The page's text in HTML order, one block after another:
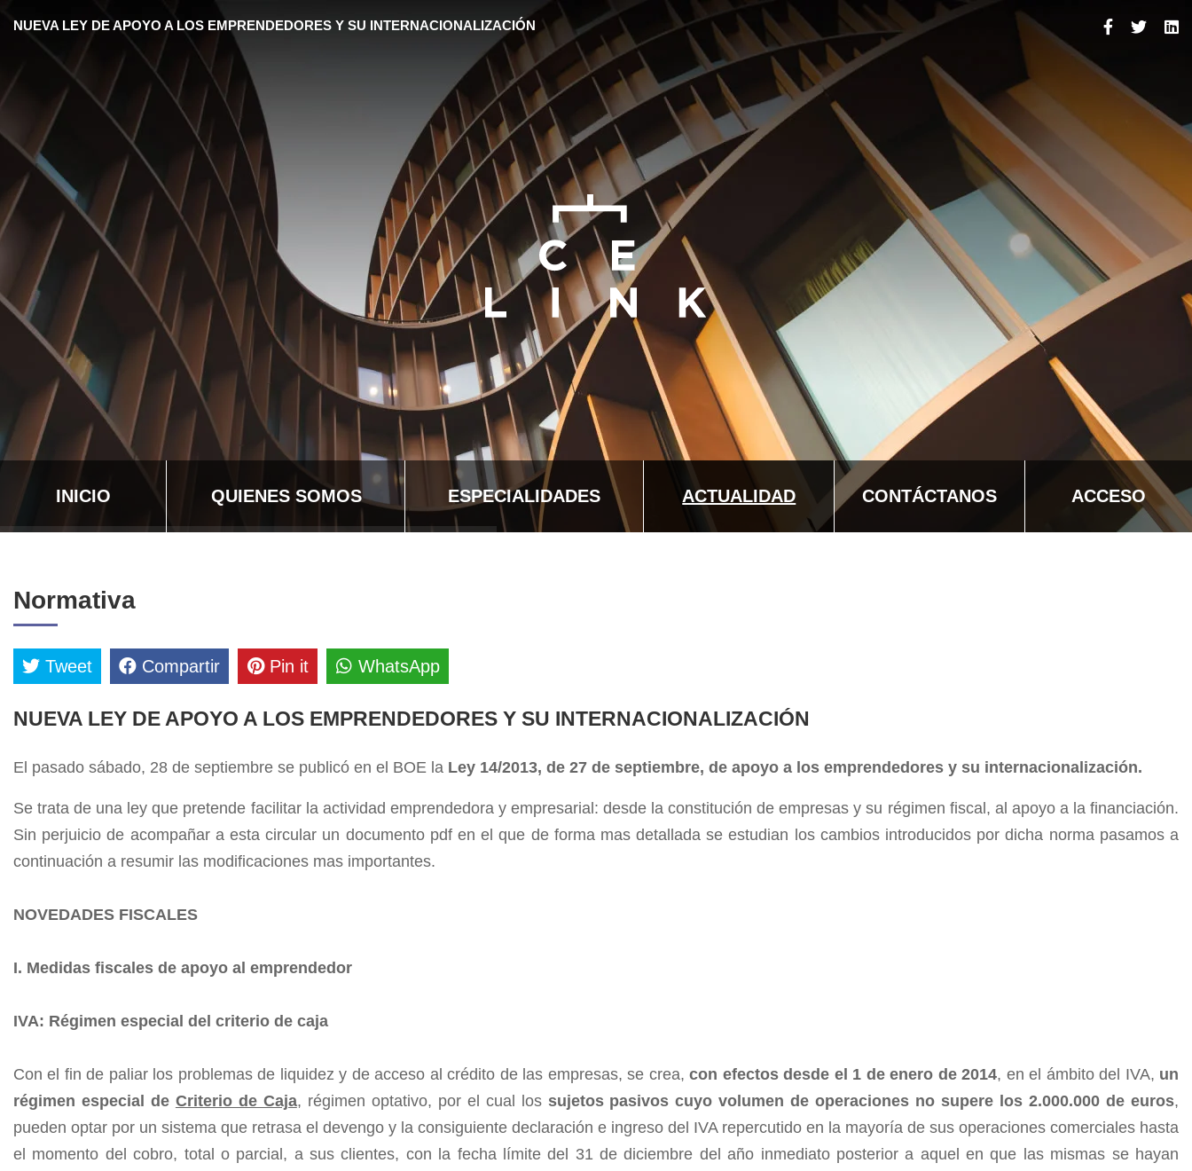
NUEVA LEY DE APOYO A LOS EMPRENDEDORES Y SU INTERNACIONALIZACIÓN
INICIO QUIENES SOMOS ESPECIALIDADES ACTUALIDAD CONTÁCTANOS ACCESO
Normativa
Tweet Compartir Pin it WhatsApp
NUEVA LEY DE APOYO A LOS EMPRENDEDORES Y SU INTERNACIONALIZACIÓN
El pasado sábado, 28 de septiembre se publicó en el BOE la Ley 14/2013, de 27 de septiembre, de apoyo a los emprendedores y su internacionalización.
Se trata de una ley que pretende facilitar la actividad emprendedora y empresarial: desde la constitución de empresas y su régimen fiscal, al apoyo a la financiación.
Sin perjuicio de acompañar a esta circular un documento pdf en el que de forma mas detallada se estudian los cambios introducidos por dicha norma pasamos a
continuación a resumir las modificaciones mas importantes.
NOVEDADES FISCALES
I. Medidas fiscales de apoyo al emprendedor
IVA: Régimen especial del criterio de caja
Con el fin de paliar los problemas de liquidez y de acceso al crédito de las empresas, se crea,con efectos desde el 1 de enero de 2014, en el ámbito del IVA, un
régimen especial de Criterio de Caja, régimen optativo, por el cual los sujetos pasivos cuyo volumen de operaciones no supere los 2.000.000 de euros,
pueden optar por un sistema que retrasa el devengo y la consiguiente declaración e ingreso del IVA repercutido en la mayoría de sus operaciones comerciales hasta
el momento del cobro, total o parcial, a sus clientes, con la fecha límite del 31 de diciembre del año inmediato posterior a aquel en que las mismas se hayan